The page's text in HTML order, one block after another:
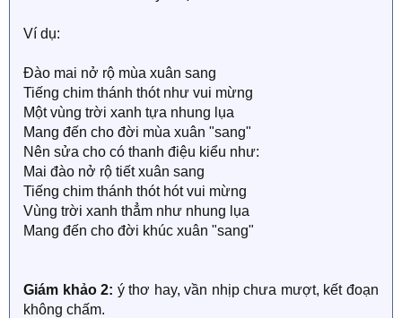
Ví dụ:
Đào mai nở rộ mùa xuân sang
Tiếng chim thánh thót như vui mừng
Một vùng trời xanh tựa nhung lụa
Mang đến cho đời mùa xuân "sang"
Nên sửa cho có thanh điệu kiểu như:
Mai đào nở rộ tiết xuân sang
Tiếng chim thánh thót hót vui mừng
Vùng trời xanh thẳm như nhung lụa
Mang đến cho đời khúc xuân "sang"
Giám khảo 2: ý thơ hay, vần nhịp chưa mượt, kết đoạn
không chấm.